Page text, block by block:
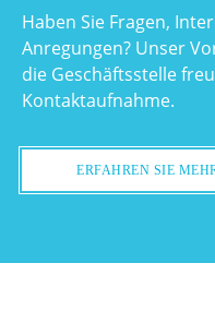
Haben Sie Fragen,
Anregungen? Unser
die Geschäftsstelle
Kontaktaufnahme.
ERFAHREN SIE